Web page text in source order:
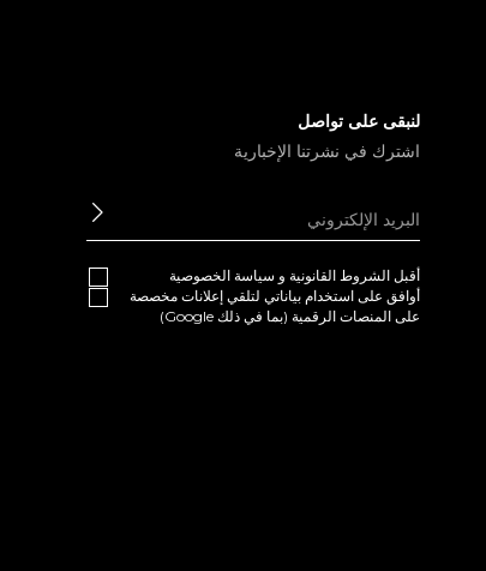
لنبقى على تواصل
اشترك في نشرتنا الإخبارية
أقبلالشروط القانونية و سياسة الخصوصية
أوافق على استخدام بياناتي لتلقي إعلانات مخصصة
على المنصات الرقمية (بما في ذلك Google)